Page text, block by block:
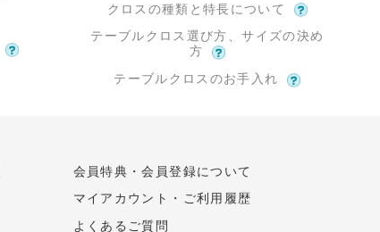
クロスの種類と特長について
テーブルクロス選び方、サイズの決め
方
テーブルクロスのお手入れ
会員特典・会員登録について
マイアカウント・ご利用履歴
よくあるご質問